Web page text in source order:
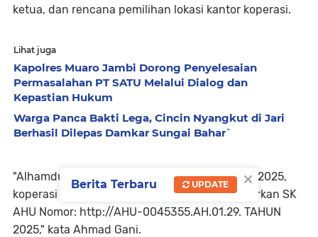
ketua, dan rencana pemilihan lokasi kantor koperasi.
Lihat juga
Kapolres Muaro Jambi Dorong Penyelesaian
Permasalahan PT SATU Melalui Dialog dan
Kepastian Hukum
Warga Panca Bakti Lega, Cincin Nyangkut di Jari
Berhasil Dilepas Damkar Sungai Bahar`
"Alhamdulillah meski baru berdiri resmi tahun 2025,
koperasi kita sudah berbadan hukum berdasarkan SK
AHU Nomor: http://AHU-0045355.AH.01.29. TAHUN
2025," kata Ahmad Gani.
×
Berita Terbaru UPDATE